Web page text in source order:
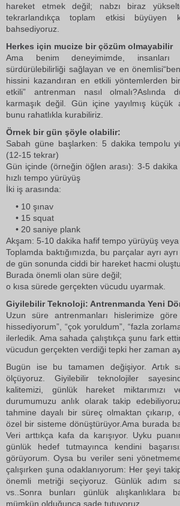
hareket etmek değil; nabzı biraz
tekrarlandıkça toplam etkisi büyüyen
bahsediyoruz.
Herkes için mucize bir çözüm olmayabilir
Ama benim deneyimimde, insanları
sürdürülebilirliği sağlayan ve en
hissini kazandıran en etkili yöntemlerden
etkili” antrenman nasıl olmalı?Aslında
karmaşık değil. Gün içine yayılmış küçük
bunu rahatlıkla kurabiliriz.
Örnek bir gün şöyle olabilir:
Sabah güne başlarken: 5 dakika tempolu
(12-15 tekrar)
Gün içinde (örneğin öğlen arası): 3-5 dakika
hızlı tempo yürüyüş
İki iş arasında:
• 10 şınav
• 15 squat
• 20 saniye plank
Akşam: 5-10 dakika hafif tempo yürüyüş
Toplamda baktığımızda, bu parçalar ayrı
de gün sonunda ciddi bir hareket hacmi
Burada önemli olan süre değil;
o kısa sürede gerçekten vücudu uyarmak.
Giyilebilir Teknoloji: Antrenmanda Yeni
Uzun süre antrenmanları hislerimize
hissediyorum”, “çok yoruldum”, “fazla
ilerledik. Ama sahada çalıştıkça şunu fark
vücudun gerçekten verdiği tepki her zaman
Bugün ise bu tamamen değişiyor. Artık
ölçüyoruz. Giyilebilir teknolojiler
kalitemizi, günlük hareket miktarımızı
durumumuzu anlık olarak takip
tahmine dayalı bir süreç olmaktan
özel bir sisteme dönüştürüyor.Ama burada
Veri arttıkça kafa da karışıyor. Uyku
günlük hedef tutmayınca kendini
görüyorum. Oysa bu veriler seni
çalışırken şuna odaklanıyorum: Her şeyi
önemli metriği seçiyoruz. Günlük adım
vs..Sonra bunları günlük alışkanlıklara
mümkün olduğunca sade tutuyoruz.